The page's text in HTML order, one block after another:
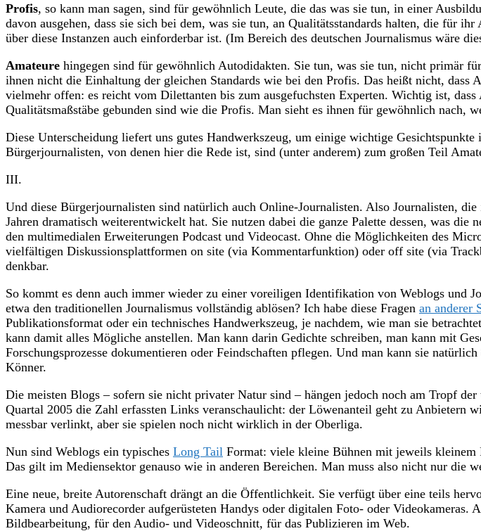
Profis, so kann man sagen, sind für gewöhnlich Leute, die das was sie tun, in einer
davon ausgehen, dass sie sich bei dem, was sie tun, an Qualitätsstandards halten, die für
über diese Instanzen auch einforderbar ist. (Im Bereich des deutschen Journalismus wäre
Amateure hingegen sind für gewöhnlich Autodidakten. Sie tun, was sie tun, nicht primär
ihnen nicht die Einhaltung der gleichen Standards wie bei den Profis. Das heißt nicht,
vielmehr offen: es reicht vom Dilettanten bis zum ausgefuchsten Experten. Wichtig ist,
Qualitätsmaßstäbe gebunden sind wie die Profis. Man sieht es ihnen für gewöhnlich nach,
Diese Unterscheidung liefert uns gutes Handwerkszeug, um einige wichtige
Bürgerjournalisten, von denen hier die Rede ist, sind (unter anderem) zum großen Teil
III.
Und diese Bürgerjournalisten sind natürlich auch Online-Journalisten. Also Journalisten,
Jahren dramatisch weiterentwickelt hat. Sie nutzen dabei die ganze Palette dessen, was
den multimedialen Erweiterungen Podcast und Videocast. Ohne die Möglichkeiten des
vielfältigen Diskussionsplattformen on site (via Kommentarfunktion) oder off site (via
denkbar.
So kommt es denn auch immer wieder zu einer voreiligen Identifikation von Weblogs und
etwa den traditionellen Journalismus vollständig ablösen? Ich habe diese Fragen an anderer
Publikationsformat oder ein technisches Handwerkszeug, je nachdem, wie man sie
kann damit alles Mögliche anstellen. Man kann darin Gedichte schreiben, man kann mit
Forschungsprozesse dokumentieren oder Feindschaften pflegen. Und man kann sie
Könner.
Die meisten Blogs – sofern sie nicht privater Natur sind – hängen jedoch noch am Tropf
Quartal 2005 die Zahl erfassten Links veranschaulicht: der Löwenanteil geht zu Anbietern
messbar verlinkt, aber sie spielen noch nicht wirklich in der Oberliga.
Nun sind Weblogs ein typisches Long Tail Format: viele kleine Bühnen mit jeweils kleinem
Das gilt im Mediensektor genauso wie in anderen Bereichen. Man muss also nicht nur die
Eine neue, breite Autorenschaft drängt an die Öffentlichkeit. Sie verfügt über eine teils
Kamera und Audiorecorder aufgerüsteten Handys oder digitalen Foto- oder
Bildbearbeitung, für den Audio- und Videoschnitt, für das Publizieren im Web.